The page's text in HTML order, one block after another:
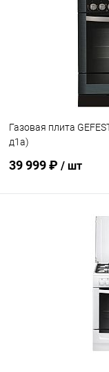
Купить в 1 клик
Газовая плита
д1а)
39 999 ₽ / шт